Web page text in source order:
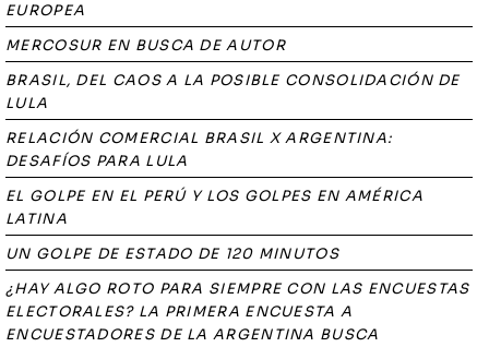
EUROPEA
MERCOSUR EN BUSCA DE AUTOR
BRASIL, DEL CAOS A LA POSIBLE CONSOLIDACIÓN DE
LULA
RELACIÓN COMERCIAL BRASIL X ARGENTINA:
DESAFÍOS PARA LULA
EL GOLPE EN EL PERÚ Y LOS GOLPES EN AMÉRICA
LATINA
UN GOLPE DE ESTADO DE 120 MINUTOS
¿HAY ALGO ROTO PARA SIEMPRE CON LAS ENCUESTAS
ELECTORALES? LA PRIMERA ENCUESTA A
ENCUESTADORES DE LA ARGENTINA BUSCA